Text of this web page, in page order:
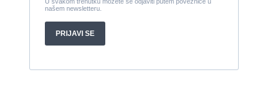
Cijena:27.000 EUR
Gulet Hera
M/B San snova